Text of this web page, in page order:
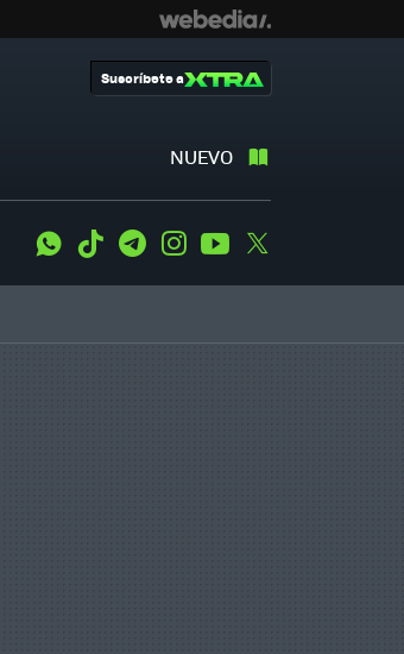
NUEVO
Suscríbete a
WhatsApp
Tiktok TelegramInstagramYoutube